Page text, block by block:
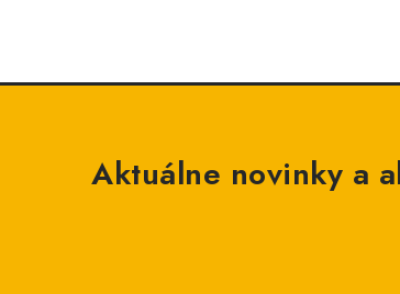
Aktuálne novinky a